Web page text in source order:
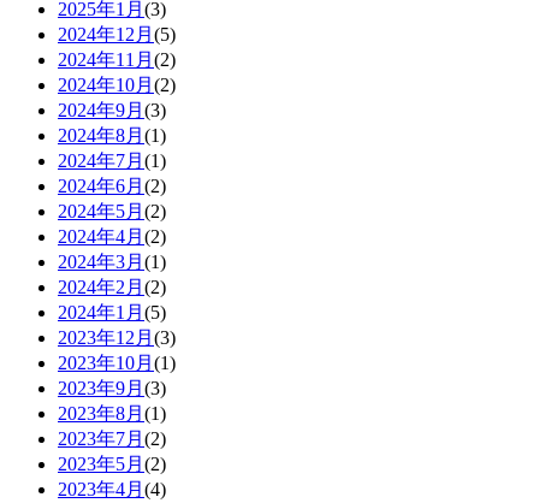
2025年1月 (3)
2024年12月 (5)
2024年11月 (2)
2024年10月 (2)
2024年9月 (3)
2024年8月 (1)
2024年7月 (1)
2024年6月 (2)
2024年5月 (2)
2024年4月 (2)
2024年3月 (1)
2024年2月 (2)
2024年1月 (5)
2023年12月 (3)
2023年10月 (1)
2023年9月 (3)
2023年8月 (1)
2023年7月 (2)
2023年5月 (2)
2023年4月 (4)